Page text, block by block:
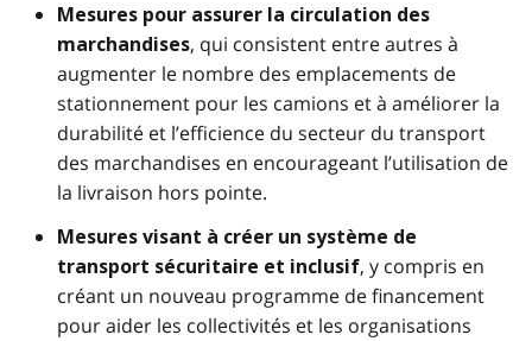
Mesures pour assurer la circulation des
marchandises, qui consistent entre autres à
augmenter le nombre des emplacements de
stationnement pour les camions et à améliorer la
durabilité et l’efficience du secteur du transport
des marchandises en encourageant l’utilisation de
la livraison hors pointe.
Mesures visant à créer un système de
transport sécuritaire et inclusif, y compris en
créant un nouveau programme de financement
pour aider les collectivités et les organisations